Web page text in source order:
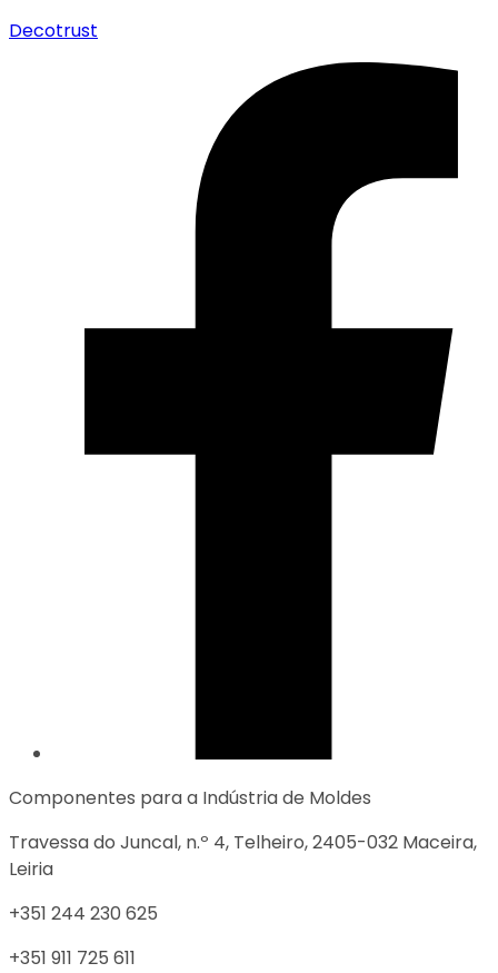
Decotrust
Componentes para a Indústria de Moldes
Travessa do Juncal, n.º 4, Telheiro, 2405-032 Maceira,
Leiria
+351 244 230 625
+351 911 725 611